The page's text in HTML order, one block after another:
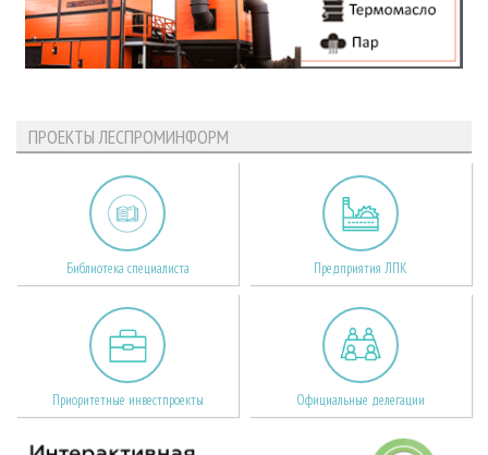
ПРОЕКТЫ ЛЕСПРОМИНФОРМ
Библиотека специалиста Предприятия ЛПК
Приоритетные инвестпроекты Официальные делегации